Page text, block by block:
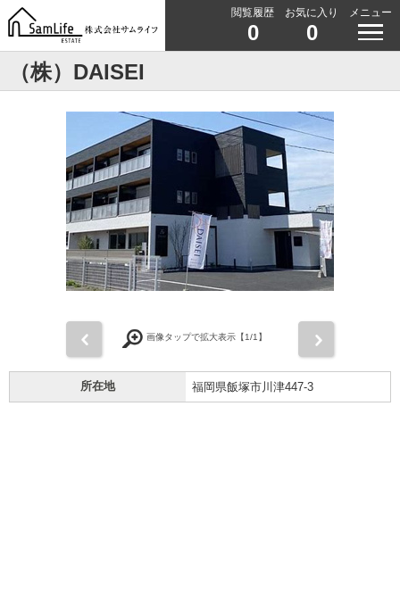
閲覧履歴
0
お気に入り
0
メニュー
（株）DAISEI
画像タップで拡大表示【1/1】
所在地 福岡県飯塚市川津447-3